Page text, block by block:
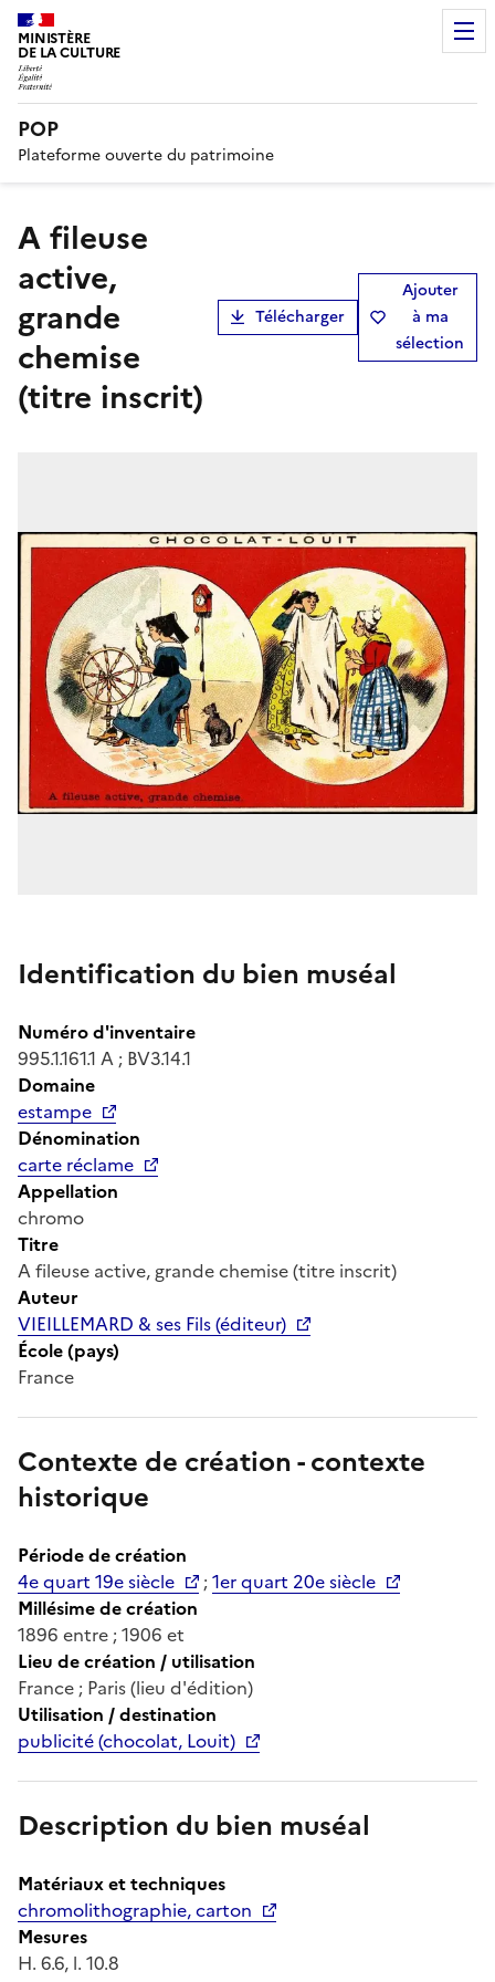
MINISTÈRE
DE LA CULTURE
POP
Plateforme ouverte du patrimoine
A fileuse
active,
grande
chemise
(titre inscrit)
Télécharger
Ajouter
à ma
sélection
Identification du bien muséal
Numéro d'inventaire
995.1.161.1 A ; BV3.14.1
Domaine
estampe
Dénomination
carte réclame
Appellation
chromo
Titre
A fileuse active, grande chemise (titre inscrit)
Auteur
VIEILLEMARD & ses Fils (éditeur)
École (pays)
France
Contexte de création - contexte
historique
Période de création
4e quart 19e siècle
;1er quart 20e siècle
Millésime de création
1896 entre ; 1906 et
Lieu de création / utilisation
France ; Paris (lieu d'édition)
Utilisation / destination
publicité (chocolat, Louit)
Description du bien muséal
Matériaux et techniques
chromolithographie, carton
Mesures
H. 6.6, l. 10.8